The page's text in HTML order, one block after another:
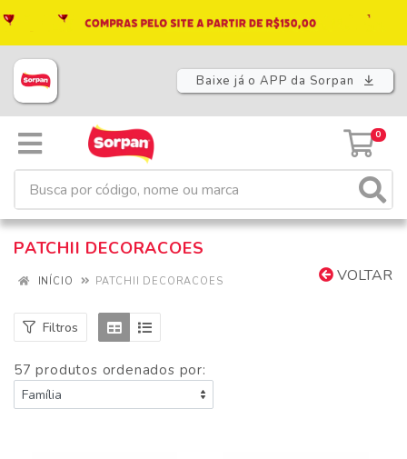
Baixe já o APP da Sorpan
0
PATCHII DECORACOES
VOLTAR
INÍCIO PATCHII DECORACOES
Filtros
57 produtos ordenados por: